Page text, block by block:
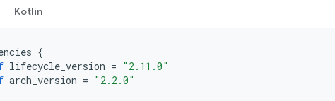
Kotlin
{
lifecycle_version = "2.11.0"
arch_version = "2.2.0"